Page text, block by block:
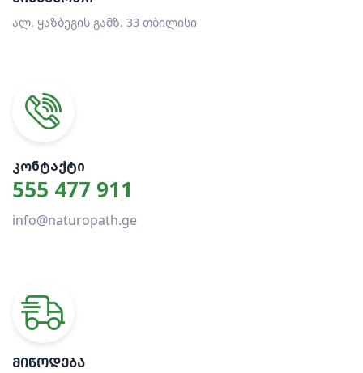
ალ. ყაზბეგის გამზ. 33 თბილისი
ᲙᲝᲜᲢᲐᲥᲢᲘ
555 477 911
info@naturopath.ge
ᲛᲘᲬᲝᲓᲔᲑᲐ